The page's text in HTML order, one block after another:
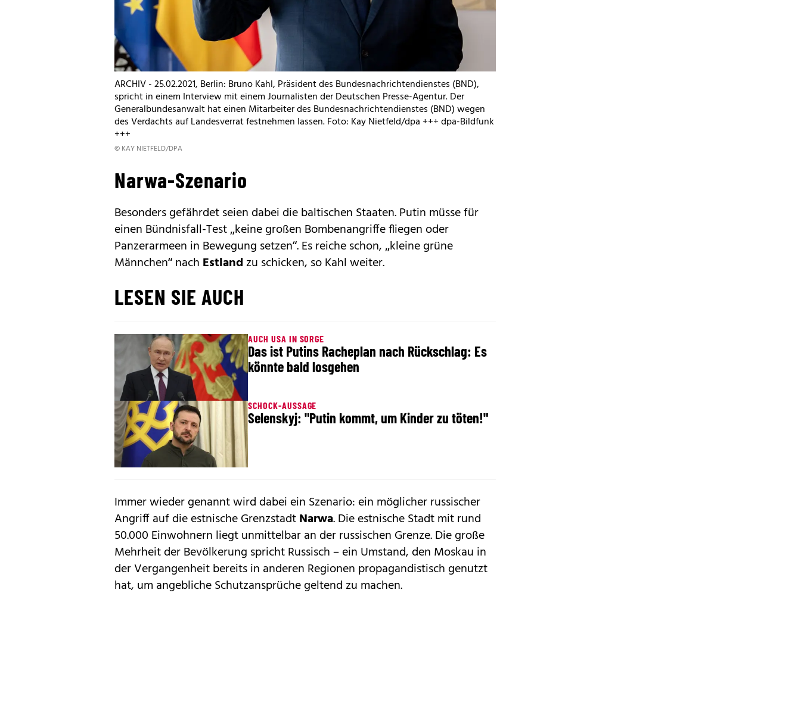
ARCHIV - 25.02.2021, Berlin: Bruno Kahl, Präsident des Bundesnachrichtendienstes (BND),
spricht in einem Interview mit einem Journalisten der Deutschen Presse-Agentur. Der
Generalbundesanwalt hat einen Mitarbeiter des Bundesnachrichtendienstes (BND) wegen
des Verdachts auf Landesverrat festnehmen lassen. Foto: Kay Nietfeld/dpa +++ dpa-Bildfunk
+++
© KAY NIETFELD/DPA
Narwa-Szenario
Besonders gefährdet seien dabei die baltischen Staaten. Putin müsse für
einen Bündnisfall-Test „keine großen Bombenangriffe fliegen oder
Panzerarmeen in Bewegung setzen“. Es reiche schon, „kleine grüne
Männchen“ nach Estlandzu schicken, so Kahl weiter.
LESEN SIE AUCH
AUCH USA IN SORGE
Das ist Putins Racheplan nach Rückschlag: Es
könnte bald losgehen
SCHOCK-AUSSAGE
Selenskyj: "Putin kommt, um Kinder zu töten!"
Immer wieder genannt wird dabei ein Szenario: ein möglicher russischer
Angriff auf die estnische GrenzstadtNarwa. Die estnische Stadt mit rund
50.000 Einwohnern liegt unmittelbar an der russischen Grenze. Die große
Mehrheit der Bevölkerung spricht Russisch – ein Umstand, den Moskau in
der Vergangenheit bereits in anderen Regionen propagandistisch genutzt
hat, um angebliche Schutzansprüche geltend zu machen.